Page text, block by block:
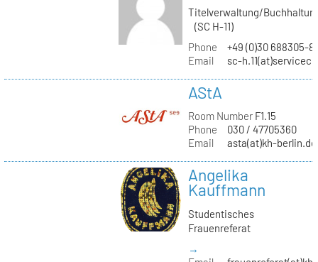
Titelverwaltung/
(SC H-11)
Phone
+49 (0)30 688305-
Email
sc-
AStA
Room NumberF1.15
Phone
030 / 47705360
Email
asta(at)kh-berlin.de
Angelika
Kauffmann
Studentisches
Frauenreferat
→